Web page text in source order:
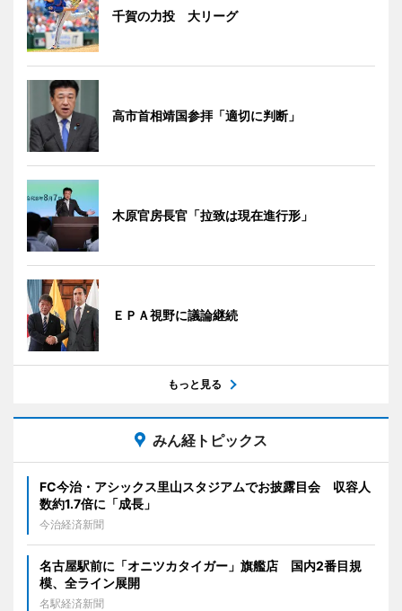
千賀の力投 大リーグ
高市首相靖国参拝「適切に判断」
木原官房長官「拉致は現在進行形」
ＥＰＡ視野に議論継続
もっと見る
みん経トピックス
FC今治・アシックス里山スタジアムでお披露目会 収容人
数約1.7倍に「成長」
今治経済新聞
名古屋駅前に「オニツカタイガー」旗艦店 国内2番目規
模、全ライン展開
名駅経済新聞